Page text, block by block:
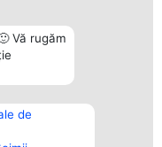
Vă rugăm
deContact